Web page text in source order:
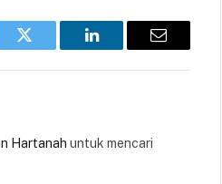
Twitter LinkedIn Email
Hartanah untuk mencari